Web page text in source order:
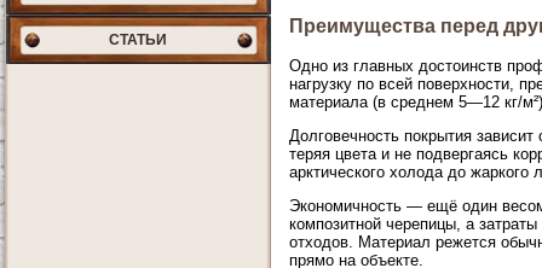
СТАТЬИ
Преимущества перед
Одно из главных достоинств
нагрузку по всей поверхности,
материала (в среднем 5—12 кг/
Долговечность покрытия
теряя цвета и не подвергаясь
арктического холода до жаркого
Экономичность — ещё один
композитной черепицы, а
отходов. Материал режется
прямо на объекте.